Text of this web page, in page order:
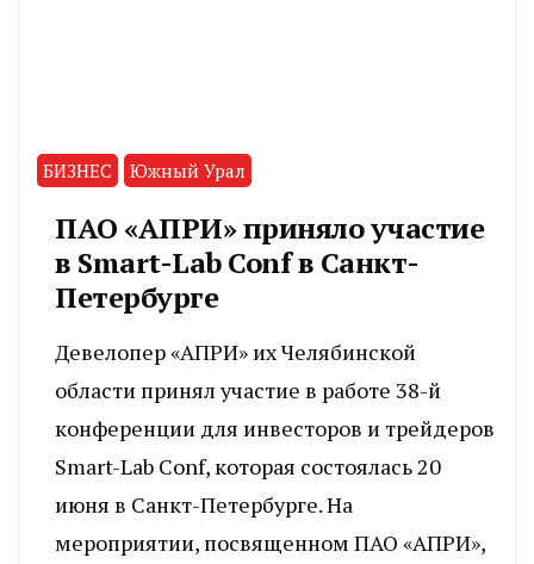
БИЗНЕС Южный Урал
ПАО «АПРИ» приняло участие
в Smart-Lab Conf в Санкт-
Петербурге
Девелопер «АПРИ» их Челябинской
области принял участие в работе 38-й
конференции для инвесторов и трейдеров
Smart-Lab Conf, которая состоялась 20
июня в Санкт-Петербурге. На
мероприятии, посвященном ПАО «АПРИ»,